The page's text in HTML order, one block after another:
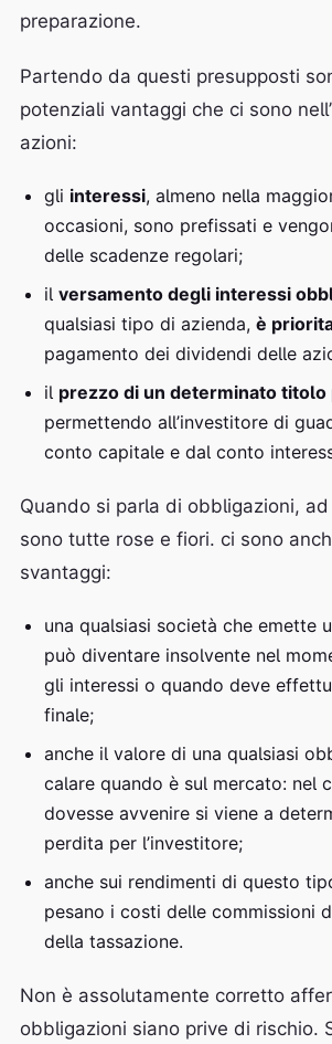
preparazione.
Partendo da questi presupposti
potenziali vantaggi che ci sono
azioni:
gli interessi, almeno nella
occasioni, sono prefissati e
delle scadenze regolari;
il versamento degli interessi
qualsiasi tipo di azienda, è
pagamento dei dividendi delle
il prezzo di un determinato titolo
permettendo all’investitore di
conto capitale e dal conto
Quando si parla di obbligazioni,
sono tutte rose e fiori. ci sono
svantaggi:
una qualsiasi società che emette
può diventare insolvente nel
gli interessi o quando deve
finale;
anche il valore di una qualsiasi
calare quando è sul mercato: nel
dovesse avvenire si viene a
perdita per l’investitore;
anche sui rendimenti di questo
pesano i costi delle commissioni
della tassazione.
Non è assolutamente corretto
obbligazioni siano prive di rischio.